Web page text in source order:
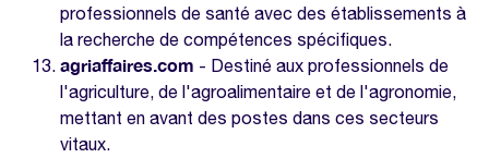
professionnels de santé avec des établissements à
la recherche de compétences spécifiques.
agriaffaires.com - Destiné aux professionnels de
l'agriculture, de l'agroalimentaire et de l'agronomie,
mettant en avant des postes dans ces secteurs
vitaux.